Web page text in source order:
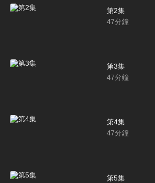
第2集
47分鐘
第3集
47分鐘
第4集
47分鐘
第5集